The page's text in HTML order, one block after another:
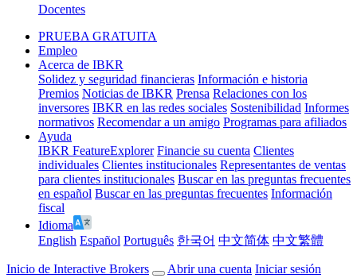
Docentes
PRUEBA GRATUITA
Empleo
Acerca de IBKR
Solidez y seguridad financieras Información e historia
Premios Noticias de IBKR Prensa Relaciones con los
inversores IBKR en las redes sociales Sostenibilidad Informes
normativos Recomendar a un amigo Programas para afiliados
Ayuda
IBKR FeatureExplorer Financie su cuenta Clientes
individuales Clientes institucionales Representantes de ventas
para clientes institucionales Buscar en las preguntas frecuentes
en español Buscar en las preguntas frecuentes Información
fiscal
Idioma
English Español Português 한국어 中文简体 中文繁體
Inicio de Interactive Brokers Abrir una cuenta Iniciar sesión